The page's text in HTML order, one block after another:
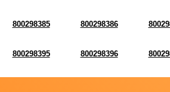
800298385 800298386
800298395 800298396